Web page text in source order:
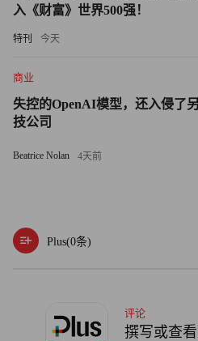
民主党参议员此前曾批评马斯
益冲突。
上个月，13名民主党参议员在
技大亨可能利用其政府职位，
外市场争取利润丰厚的私人合同
译者：刘进龙
入《财富》世界500强！
特刊 今天
商业
失控的OpenAI模型，还入侵了
技公司
Beatrice Nolan 4天前
Plus(0条)
评论
撰写或查